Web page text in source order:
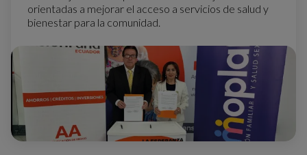
orientadas a mejorar el acceso a servicios de salud y
bienestar para la comunidad.